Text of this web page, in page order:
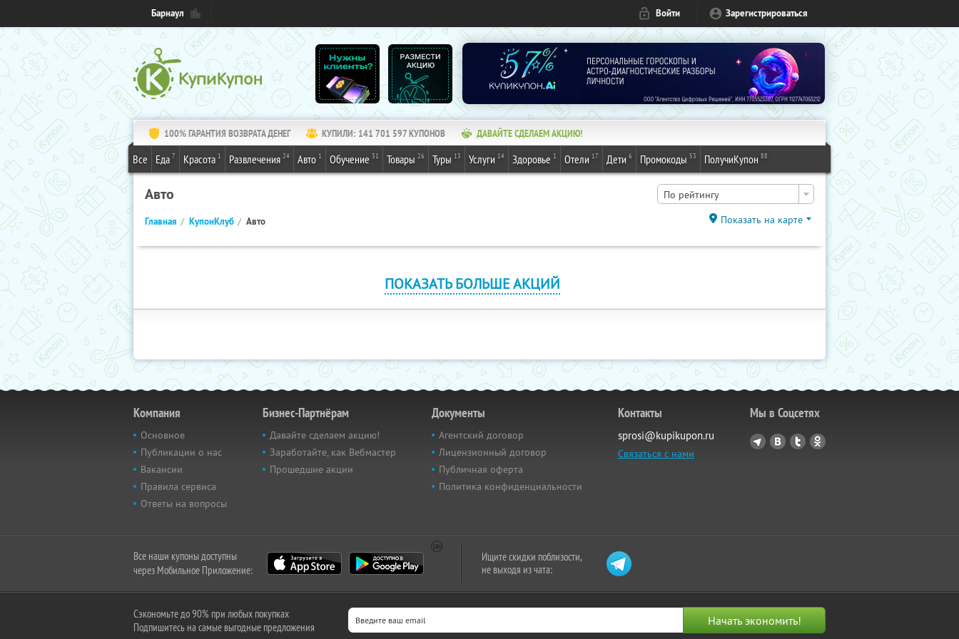
Барнаул Войти Зарегистрироваться
100% ГАРАНТИЯ ВОЗВРАТА ДЕНЕГ КУПИЛИ: 141 701 597КУПОНОВ ДАВАЙТЕ СДЕЛАЕМ АКЦИЮ!
Все Еда 7 Красота 1 Развлечения 24 Авто 1 Обучение 31 Товары 26 Туры 13 Услуги 14 Здоровье 1 Отели 17 Дети 6 Промокоды 53 ПолучиКупон 88
Авто По рейтингу
Главная КупонКлуб Авто Показать на карте
ПОКАЗАТЬ БОЛЬШЕ АКЦИЙ
Компания
Основное
Публикации о нас
Вакансии
Правила сервиса
Ответы на вопросы
Бизнес-Партнёрам
Давайте сделаем акцию!
Заработайте, как Вебмастер
Прошедшие акции
Документы
Агентский договор
Лицензионный договор
Публичная оферта
Политика конфиденциальности
Контакты
sprosi@kupikupon.ru
Связаться с нами
Мы в Соцсетях
Все наши купоны доступны
через Мобильное Приложение:
Ищите скидки поблизости,
не выходя из чата:
Сэкономьте до 90% при любых покупках
Подпишитесь на самые выгодные предложения